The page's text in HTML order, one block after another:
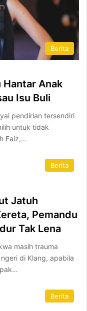
Berita
Hantar Anak
Isu Buli
pendirian tersendiri
untuk tidak
Faiz,…
Berita
Jatuh
Pemandu
Tak Lena
masih trauma
di Klang, apabila
Berita